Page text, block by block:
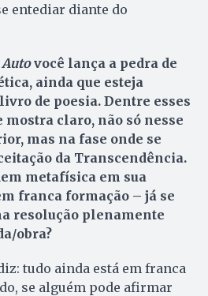
entediar diante do
Autovocê lança a pedra de
ainda que esteja
de poesia. Dentre esses
mostra claro, não só nesse
mas na fase onde se
da Transcendência.
metafísica em sua
franca formação – já se
resolução plenamente
obra?
tudo ainda está em franca
se alguém pode afirmar